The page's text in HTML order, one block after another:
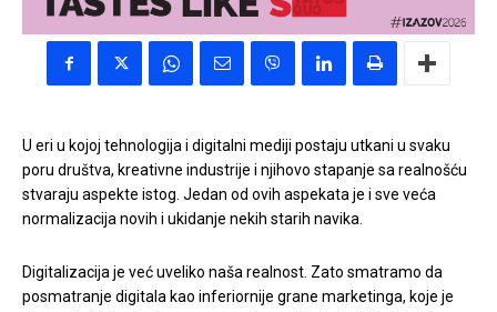
U eri u kojoj tehnologija i digitalni mediji postaju utkani u svaku
poru društva, kreativne industrije i njihovo stapanje sa realnošću
stvaraju aspekte istog. Jedan od ovih aspekata je i sve veća
normalizacija novih i ukidanje nekih starih navika.
Digitalizacija je već uveliko naša realnost. Zato smatramo da
posmatranje digitala kao inferiornije grane marketinga, koje je